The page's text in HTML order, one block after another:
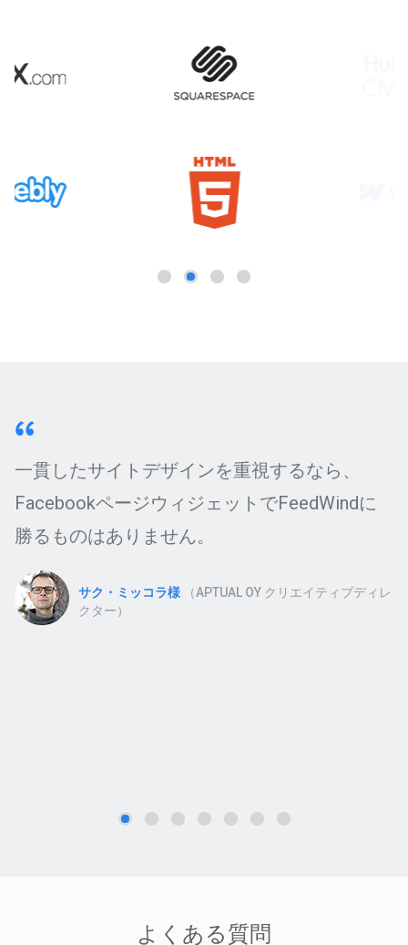
一貫したサイトデザインを重視するなら、
FacebookページウィジェットでFeedWindに
勝るものはありません。
サク・ミッコラ様
（APTUAL OY クリエイティブディレ
クター）
よくある質問